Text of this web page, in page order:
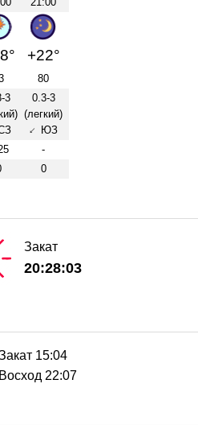
+22°
80
3
0.3-3
(легкий)
↑ ЮЗ
-
0
Закат
20:28:03
15:04
Восход 22:07